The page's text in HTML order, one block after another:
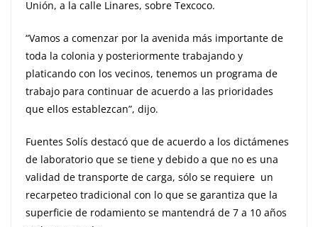
Unión, a la calle Linares, sobre Texcoco.
“Vamos a comenzar por la avenida más importante de
toda la colonia y posteriormente trabajando y
platicando con los vecinos, tenemos un programa de
trabajo para continuar de acuerdo a las prioridades
que ellos establezcan”, dijo.
Fuentes Solís destacó que de acuerdo a los dictámenes
de laboratorio que se tiene y debido a que no es una
validad de transporte de carga, sólo se requiere un
recarpeteo tradicional con lo que se garantiza que la
superficie de rodamiento se mantendrá de 7 a 10 años